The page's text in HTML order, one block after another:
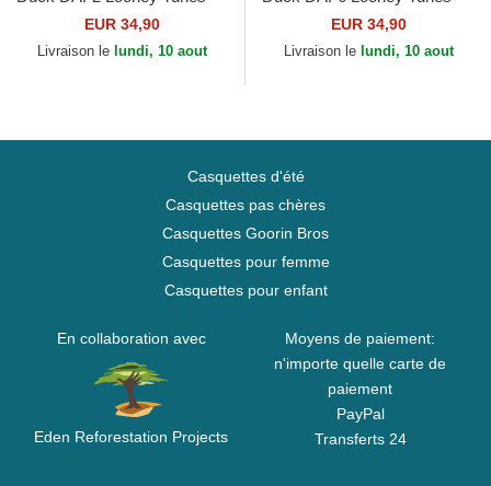
EUR 34,90
Livraison le lundi, 10 aout
EUR 34,90
Livraison le lundi, 10 aout
Casquettes d'été
Casquettes pas chères
Casquettes Goorin Bros
Casquettes pour femme
Casquettes pour enfant
En collaboration avec
Eden Reforestation Projects
Moyens de paiement:
n'importe quelle carte de
paiement
PayPal
Transferts 24